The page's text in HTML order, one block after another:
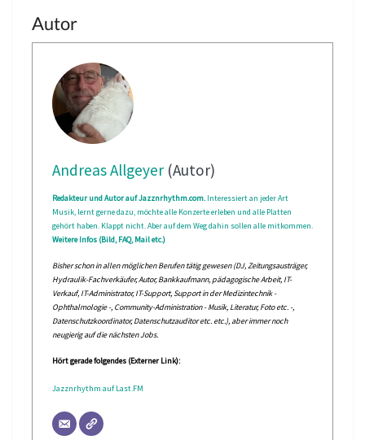
Autor
Andreas Allgeyer(Autor)
Redakteur und Autor auf Jazznrhythm.com.Interessiert an jeder Art
Musik, lernt gerne dazu, möchte alle Konzerte erleben und alle Platten
gehört haben. Klappt nicht. Aber auf dem Weg dahin sollen alle mitkommen.
Weitere Infos (Bild, FAQ, Mail etc.)
Bisher schon in allen möglichen Berufen tätig gewesen (DJ, Zeitungsausträger,
Hydraulik-Fachverkäufer, Autor, Bankkaufmann, pädagogische Arbeit, IT-
Verkauf, IT-Administrator, IT-Support, Support in der Medizintechnik -
Ophthalmologie -, Community-Administration - Musik, Literatur, Foto etc. -,
Datenschutzkoordinator, Datenschutzauditor etc. etc.), aber immer noch
neugierig auf die nächsten Jobs.
Hört gerade folgendes (Externer Link):
Jazznrhythm auf Last.FM